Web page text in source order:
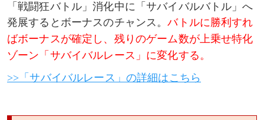
「戦闘狂バトル」消化中に「サバイバルバトル」へ
発展するとボーナスのチャンス。バトルに勝利すれ
ばボーナスが確定し、残りのゲーム数が上乗せ特化
ゾーン「サバイバルレース」に変化する。
>>「サバイバルレース」の詳細はこちら